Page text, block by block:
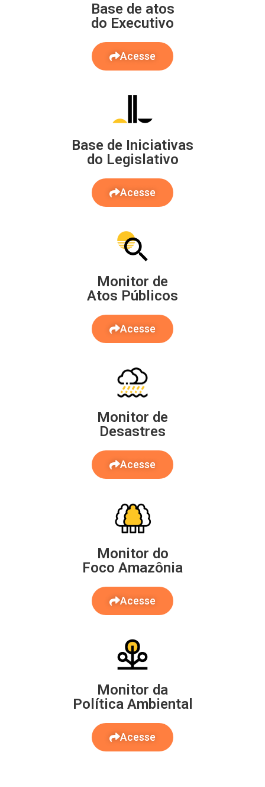
Base de atos
do Executivo
Acesse
Base de Iniciativas
do Legislativo
Acesse
Monitor de
Atos Públicos
Acesse
Monitor de
Desastres
Acesse
Monitor do
Foco Amazônia
Acesse
Monitor da
Política Ambiental
Acesse